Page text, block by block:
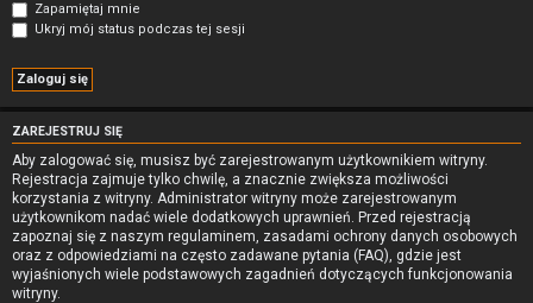
Zapamiętaj mnie
Ukryj mój status podczas tej sesji
ZAREJESTRUJ SIĘ
Aby zalogować się, musisz być zarejestrowanym użytkownikiem witryny.
Rejestracja zajmuje tylko chwilę, a znacznie zwiększa możliwości
korzystania z witryny. Administrator witryny może zarejestrowanym
użytkownikom nadać wiele dodatkowych uprawnień. Przed rejestracją
zapoznaj się z naszym regulaminem, zasadami ochrony danych osobowych
oraz z odpowiedziami na często zadawane pytania (FAQ), gdzie jest
wyjaśnionych wiele podstawowych zagadnień dotyczących funkcjonowania
witryny.